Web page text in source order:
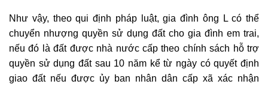
Như vậy, theo qui định pháp luật, gia đình ông L có thể
chuyển nhượng quyền sử dụng đất cho gia đình em trai,
nếu đó là đất được nhà nước cấp theo chính sách hỗ trợ
quyền sử dụng đất sau 10 năm kể từ ngày có quyết định
giao đất nếu được ủy ban nhân dân cấp xã xác nhận